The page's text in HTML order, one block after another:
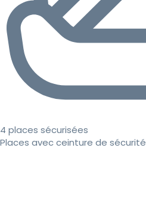
4 places sécurisées
Places avec ceinture de sécurité